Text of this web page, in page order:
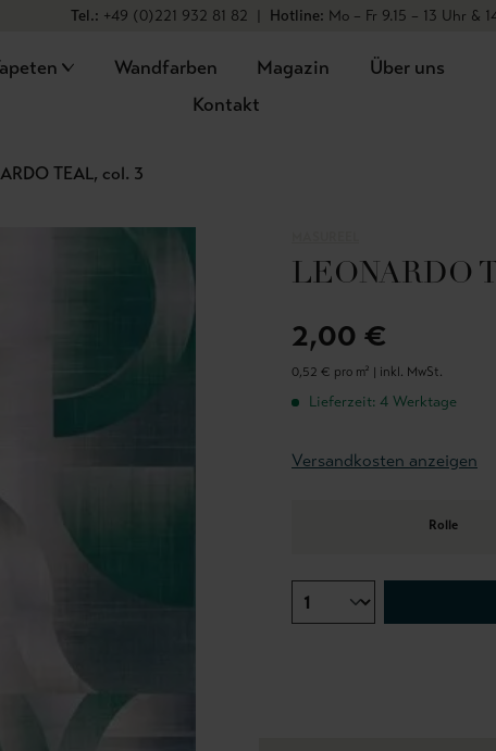
Tel.: +49 (0)221 932 81 82 | Hotline: Mo – Fr 9.15 – 13 Uhr &
Wandfarben Magazin
Über uns
Kontakt
TEAL, col. 3
LEONARDO
2,00 €
0,52 € pro m² | inkl. MwSt.
Lieferzeit: 4 Werktage
Versandkosten anzeigen
Rolle